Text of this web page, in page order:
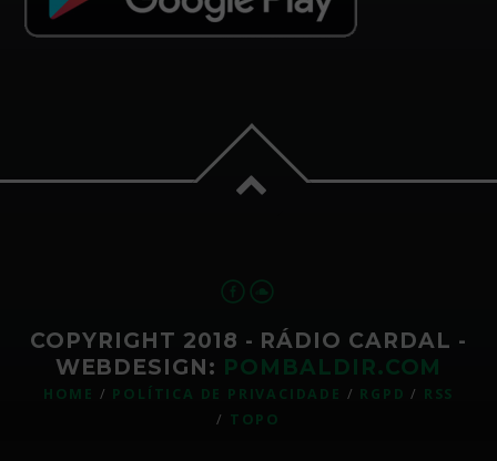
COPYRIGHT 2018 - RÁDIO CARDAL -
WEBDESIGN: POMBALDIR.COM
HOME POLÍTICA DE PRIVACIDADE RGPD
RSS
TOPO